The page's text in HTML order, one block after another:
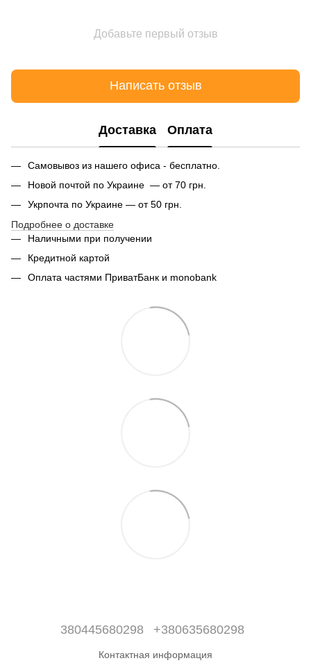
Добавьте первый отзыв
Написать отзыв
Доставка Оплата
Самовывоз из нашего офиса - бесплатно.
Новой почтой по Украине — от 70 грн.
Укрпочта по Украине — от 50 грн.
Подробнее о доставке
Наличными при получении
Кредитной картой
Оплата частями ПриватБанк и monobank
380445680298 +380635680298
Контактная информация